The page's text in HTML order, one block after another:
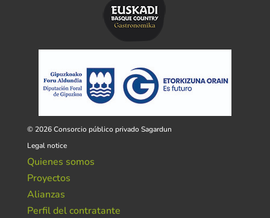
© 2026 Consorcio público privado Sagardun
Legal notice
Quienes somos
Proyectos
Alianzas
Perfil del contratante